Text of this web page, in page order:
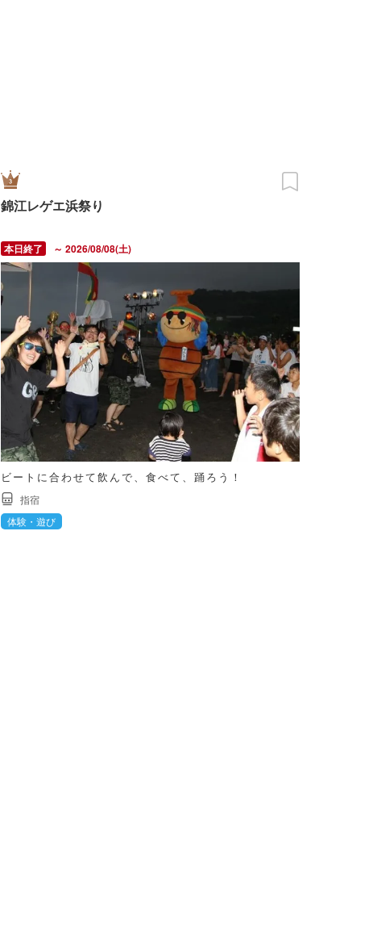
錦江レゲエ浜祭り
～ 2026/08/08(土)
ビートに合わせて飲んで、食べて、踊ろう！
指宿
体験・遊び